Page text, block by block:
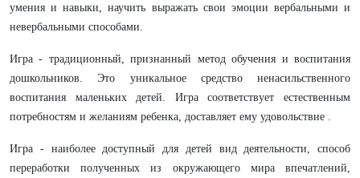
умения и навыки, научить выражать свои эмоции вербальными и
невербальными способами.
Игра - традиционный, признанный метод обучения и воспитания
дошкольников. Это уникальное средство ненасильственного
воспитания маленьких детей. Игра соответствует естественным
потребностям и желаниям ребенка, доставляет ему удовольствие .
Игра - наиболее доступный для детей вид деятельности, способ
переработки полученных из окружающего мира впечатлений,